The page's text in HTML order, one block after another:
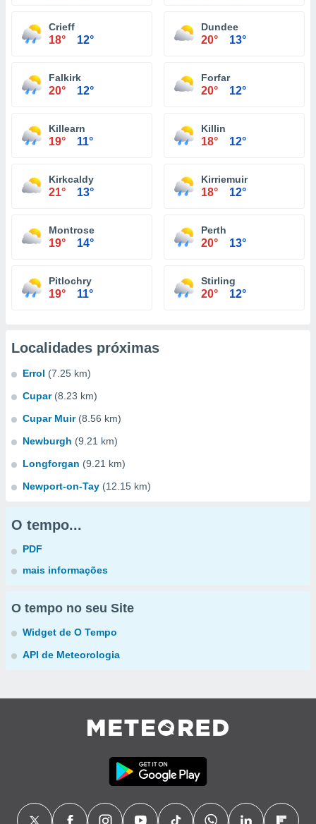
Crieff
18° 12°
Dundee
20° 13°
Falkirk
20° 12°
Forfar
20° 12°
Killearn
19° 11°
Killin
18° 12°
Kirkcaldy
21° 13°
Kirriemuir
18° 12°
Montrose
19° 14°
Perth
20° 13°
Pitlochry
19° 11°
Stirling
20° 12°
Localidades próximas
Errol (7.25 km)
Cupar (8.23 km)
Cupar Muir (8.56 km)
Newburgh (9.21 km)
Longforgan (9.21 km)
Newport-on-Tay (12.15 km)
O tempo...
PDF
mais informações
O tempo no seu Site
Widget de O Tempo
API de Meteorologia